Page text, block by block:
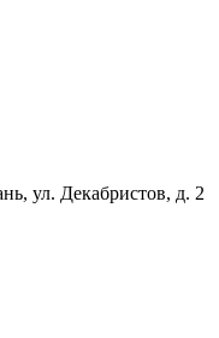
ул. Декабристов, д. 2